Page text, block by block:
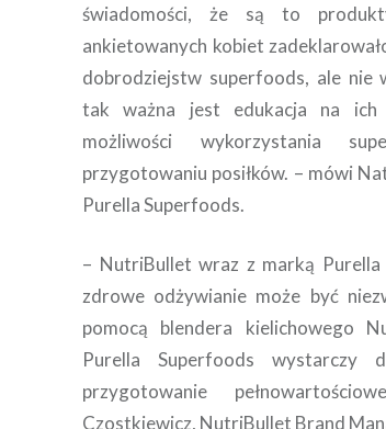
świadomości, że są to
ankietowanych kobiet
dobrodziejstw superfoods, ale nie
tak ważna jest edukacja na ich
możliwości wykorzystania
przygotowaniu posiłków. – mówi
Purella Superfoods.
– NutriBullet wraz z marką
zdrowe odżywianie może być
pomocą blendera kielichowego
Purella Superfoods wystarczy
przygotowanie
Czostkiewicz, NutriBullet Brand